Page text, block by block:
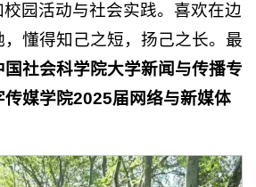
园活动与社会实践。喜欢在边
懂得知己之短，扬己之长。最
国社会科学院大学新闻与传播专
传媒学院2025届网络与新媒体